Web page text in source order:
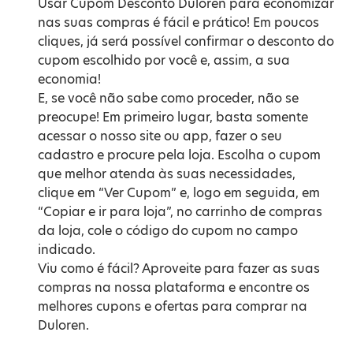
nas suas compras é fácil e prático! Em poucos
cliques, já será possível confirmar o desconto do
cupom escolhido por você e, assim, a sua
economia!
E, se você não sabe como proceder, não se
preocupe! Em primeiro lugar, basta somente
acessar o nosso site ou app, fazer o seu
cadastro e procure pela loja. Escolha o cupom
que melhor atenda às suas necessidades,
clique em “Ver Cupom” e, logo em seguida, em
“Copiar e ir para loja”, no carrinho de compras
da loja, cole o código do cupom no campo
indicado.
Viu como é fácil? Aproveite para fazer as suas
compras na nossa plataforma e encontre os
melhores cupons e ofertas para comprar na
Duloren.